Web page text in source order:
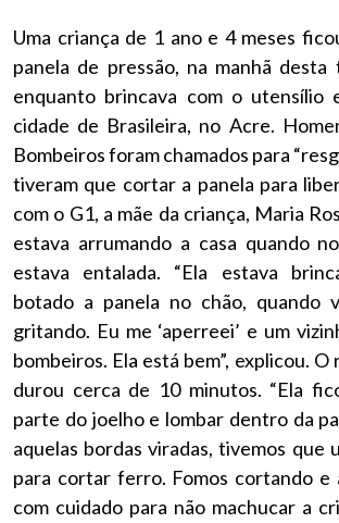
Uma criança de 1 ano e 4 meses
panela de pressão, na manhã desta
enquanto brincava com o utensílio
cidade de Brasileira, no Acre.
Bombeiros foram chamados para
tiveram que cortar a panela para
com o G1, a mãe da criança, Maria
estava arrumando a casa quando
estava entalada. “Ela estava
botado a panela no chão, quando
gritando. Eu me ‘aperreei’ e um
bombeiros. Ela está bem”, explicou.
durou cerca de 10 minutos. “Ela
parte do joelho e lombar dentro da
aquelas bordas viradas, tivemos que
para cortar ferro. Fomos cortando e
com cuidado para não machucar a